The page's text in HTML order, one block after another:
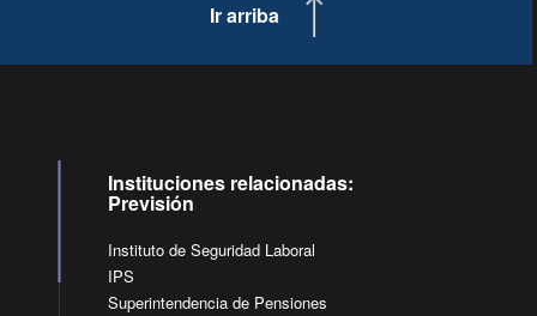
Ir arriba
Instituciones relacionadas:
Previsión
Instituto de Seguridad Laboral
IPS
Superintendencia de Pensiones